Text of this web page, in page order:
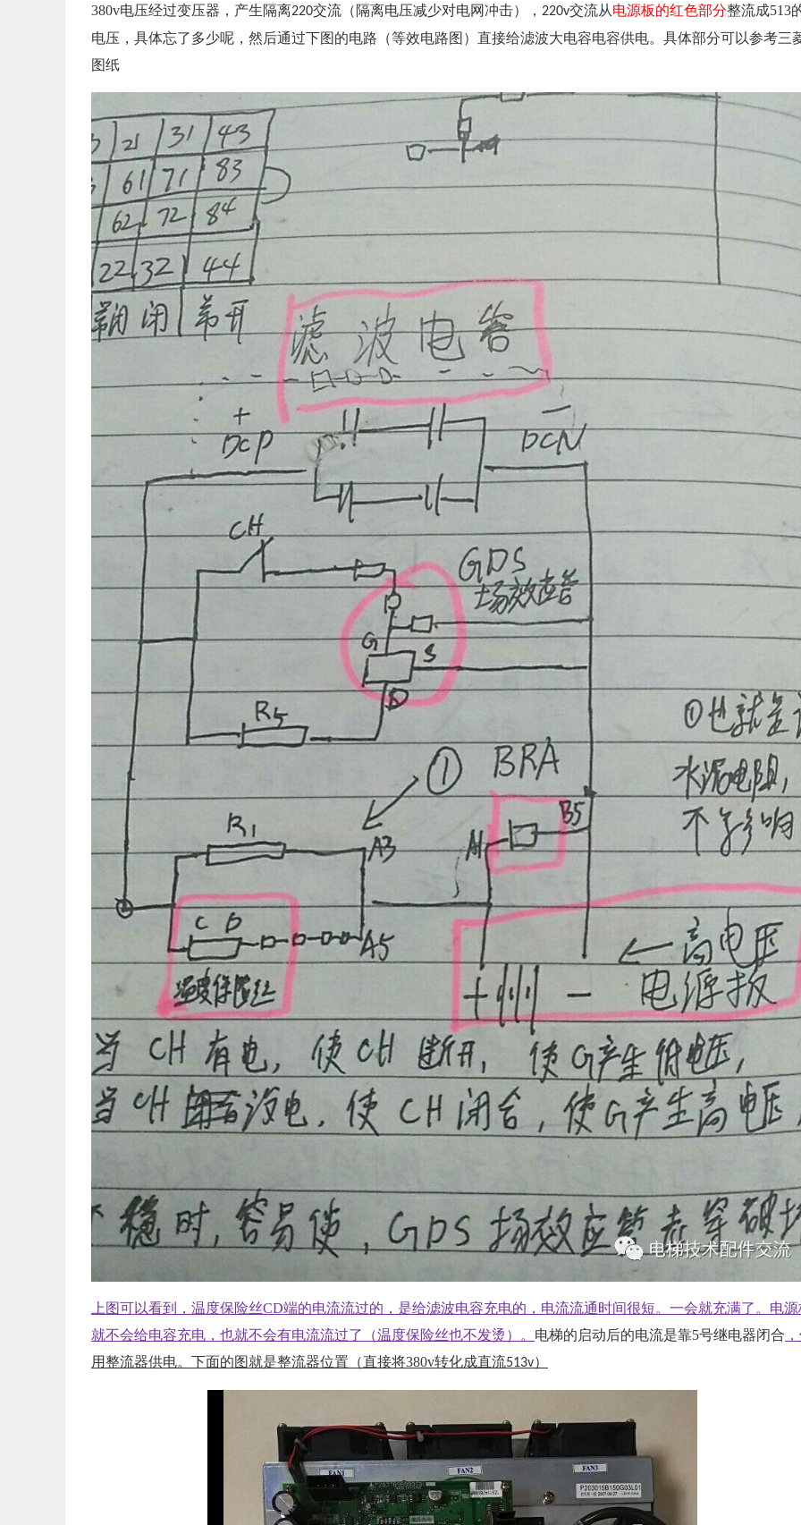
380v电压经过变压器，产生隔离220交流（隔离电压减少对电网冲击）， 220v交流从电源板的红色部分整流成513
电压，具体忘了多少呢，然后通过下图的电路（等效电路图）直接给滤波大电容电容供电。具体部分可以参考三
图纸
上图可以看到，温度保险丝CD端的电流流过的，是给滤波电容充电的，电流流通时间很短。一会就充满了。电源
就不会给电容充电，也就不会有电流流过了（温度保险丝也不发烫）。 电梯的启动后的电流是靠5号继电器闭合 ，
用整流器供电。下面的图就是整流器位置（直接将380v转化成直流513v）